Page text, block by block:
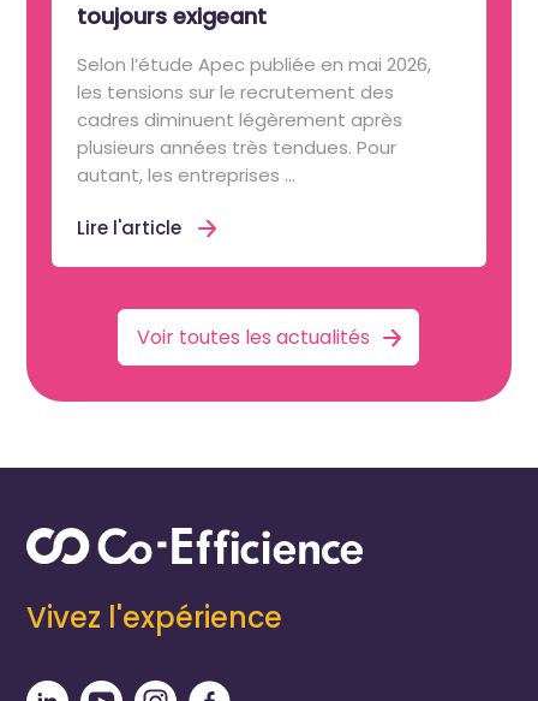
toujours exigeant
Selon l’étude Apec publiée en mai 2026,
les tensions sur le recrutement des
cadres diminuent légèrement après
plusieurs années très tendues. Pour
autant, les entreprises ...
Lire l'article
Voir toutes les actualités
Vivez l'expérience